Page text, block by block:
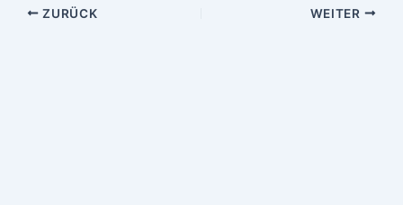
ZURÜCK WEITER